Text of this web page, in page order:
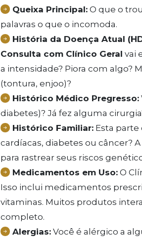
Queixa Principal: O que o
palavras o que o incomoda.
História da Doença Atual
Consulta com Clínico Geral vai
a intensidade? Piora com algo?
(tontura, enjoo)?
Histórico Médico Pregresso:
diabetes)? Já fez alguma
Histórico Familiar: Esta parte
cardíacas, diabetes ou câncer? A
para rastrear seus riscos
Medicamentos em Uso: O
Isso inclui medicamentos
vitaminas. Muitos produtos
completo.
Alergias: Você é alérgico a